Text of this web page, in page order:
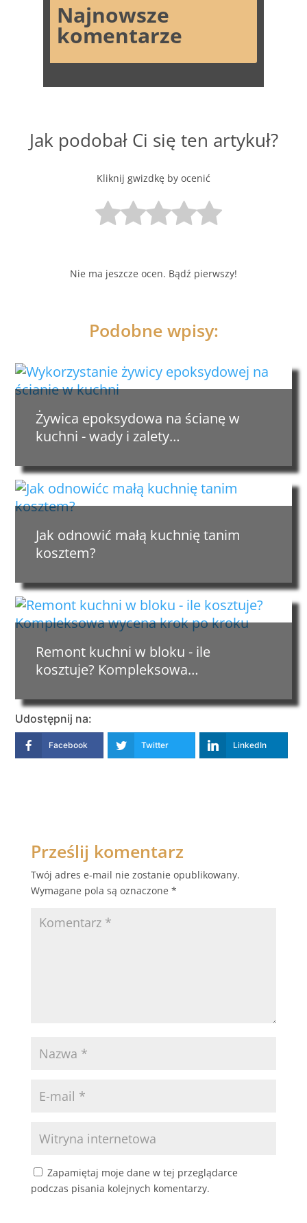
Najnowsze
komentarze
Jak podobał Ci się ten artykuł?
Kliknij gwizdkę by ocenić
Nie ma jeszcze ocen. Bądź pierwszy!
Podobne wpisy:
Żywica epoksydowa na ścianę w
kuchni - wady i zalety…
Jak odnowić małą kuchnię tanim
kosztem?
Remont kuchni w bloku - ile
kosztuje? Kompleksowa…
Udostępnij na:
Facebook Twitter LinkedIn
Prześlij komentarz
Twój adres e-mail nie zostanie opublikowany.
Wymagane pola są oznaczone *
Zapamiętaj moje dane w tej przeglądarce
podczas pisania kolejnych komentarzy.